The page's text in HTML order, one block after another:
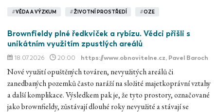
#VĚDA A VÝZKUM #ŽIVOTNÍ PROSTŘEDÍ #OZE
Brownfieldy plné ředkviček a rybízu. Vědci přišli s
unikátním využitím zpustlých areálů
18.07.2026 20:00 https://www.obnovitelne.cz, Pavel Baroch
Nové využití opuštěných továren, nevyužitých areálů či
zanedbaných pozemků často naráží na složité majetkoprávní vztahy
a další komplikace. Výsledkem pak je, že tyto prostory, označované
jako brownfieldy, zůstávají dlouhé roky nevyužité a stávají se